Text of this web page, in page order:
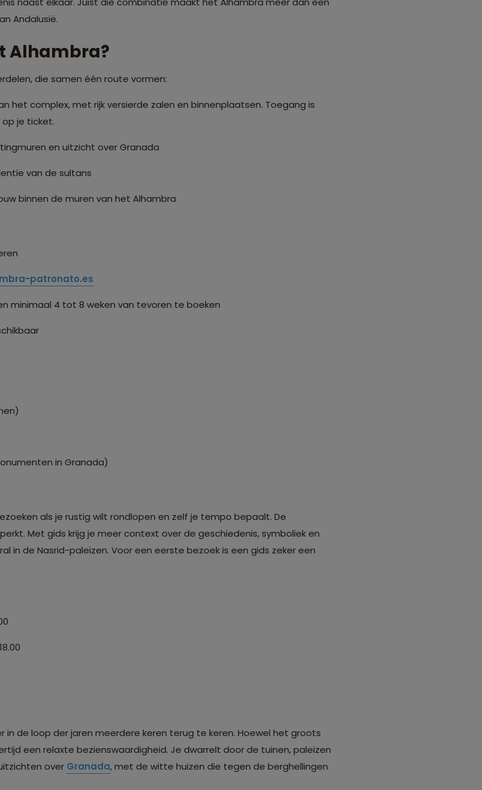
Andalusië.
Alhambra?
die samen één route vormen:
het complex, met rijk versierde zalen en binnenplaatsen. Toegang is
je ticket.
en uitzicht over Granada
van de sultans
binnen de muren van het Alhambra
patronato.es
minimaal 4 tot 8 weken van tevoren te boeken
in Granada)
als je rustig wilt rondlopen en zelf je tempo bepaalt. De
Met gids krijg je meer context over de geschiedenis, symboliek en
in de Nasrid-paleizen. Voor een eerste bezoek is een gids zeker een
in de loop der jaren meerdere keren terug te keren. Hoewel het groots
een relaxte bezienswaardigheid. Je dwarrelt door de tuinen, paleizen
over Granada, met de witte huizen die tegen de berghellingen